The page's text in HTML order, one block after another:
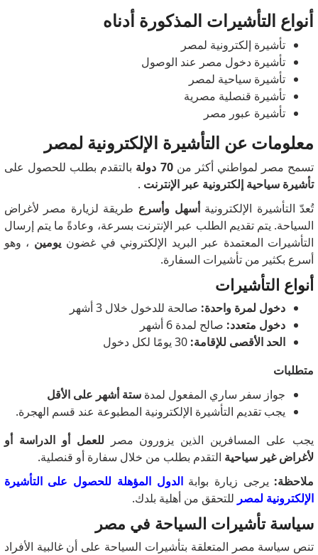
أنواع التأشيرات المذكورة أدناه
تأشيرة إلكترونية لمصر
تأشيرة دخول مصر عند الوصول
تأشيرة سياحية لمصر
تأشيرة قنصلية مصرية
تأشيرة عبور مصر
معلومات عن التأشيرة الإلكترونية لمصر
تسمح مصر لمواطني أكثر من70 دولة
بالتقدم بطلب للحصول على
تأشيرة سياحية إلكترونية عبر الإنترنت .
تُعدّ التأشيرة الإلكترونيةأسهل وأسرع طريقة لزيارة مصر لأغراض
السياحة. يتم تقديم الطلب عبر الإنترنت بسرعة، وعادةً ما يتم إرسال
التأشيرات المعتمدة عبر البريد الإلكتروني في غضون يومين ، وهو
أسرع بكثير من تأشيرات السفارة.
أنواع التأشيرات
دخول لمرة واحدة: صالحة للدخول خلال 3 أشهر
دخول متعدد: صالح لمدة 6 أشهر
الحد الأقصى للإقامة:
متطلبات
جواز سفر ساري المفعول لمدة ستة أشهر على الأقل
يجب تقديم التأشيرة الإلكترونية المطبوعة عند قسم الهجرة.
يجب على المسافرين الذين يزورون مصر للعمل أو الدراسة أو
لأغراض غير سياحية التقدم بطلب من خلال سفارة أو قنصلية.
ملاحظة: يرجى زيارة بوابةالدول المؤهلة للحصول على التأشيرة
الإلكترونية لمصر للتحقق من أهلية بلدك.
سياسة تأشيرات السياحة في مصر
تنص سياسة مصر المتعلقة بتأشيرات السياحة على أن غالبية الأفراد